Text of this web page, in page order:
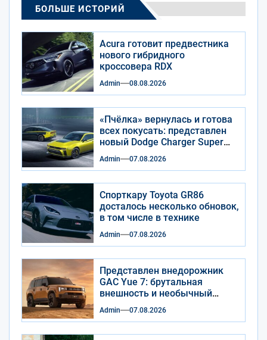
БОЛЬШЕ ИСТОРИЙ
Acura готовит предвестника
нового гибридного
кроссовера RDX
Admin 08.08.2026
«Пчёлка» вернулась и готова
всех покусать: представлен
новый Dodge Charger Super
Bee
Admin 07.08.2026
Спорткару Toyota GR86
досталось несколько обновок,
в том числе в технике
Admin 07.08.2026
Представлен внедорожник
GAC Yue 7: брутальная
внешность и необычный
салон
Admin 07.08.2026